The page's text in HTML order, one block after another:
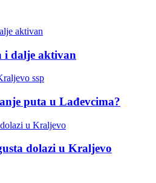
i dalje aktivan
puta u Lađevcima?
dolazi u Kraljevo